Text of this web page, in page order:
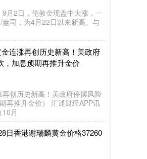
，四方光电（688665）融资买入
偿还1964.63万元，融资净卖出
AI初创公司Anthropic正洽谈新
至1700亿美元
司Anthropic正洽谈新一轮融资
美元） 智通财经APP获悉，人工
+烧钱！石大胜华预计前三季度